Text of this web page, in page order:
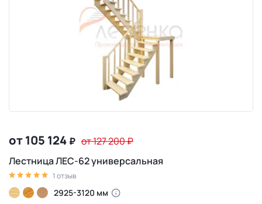
от 105 124 ₽ от 127 200₽
Лестница ЛЕС-62 универсальная
1 отзыв
2925-3120 мм